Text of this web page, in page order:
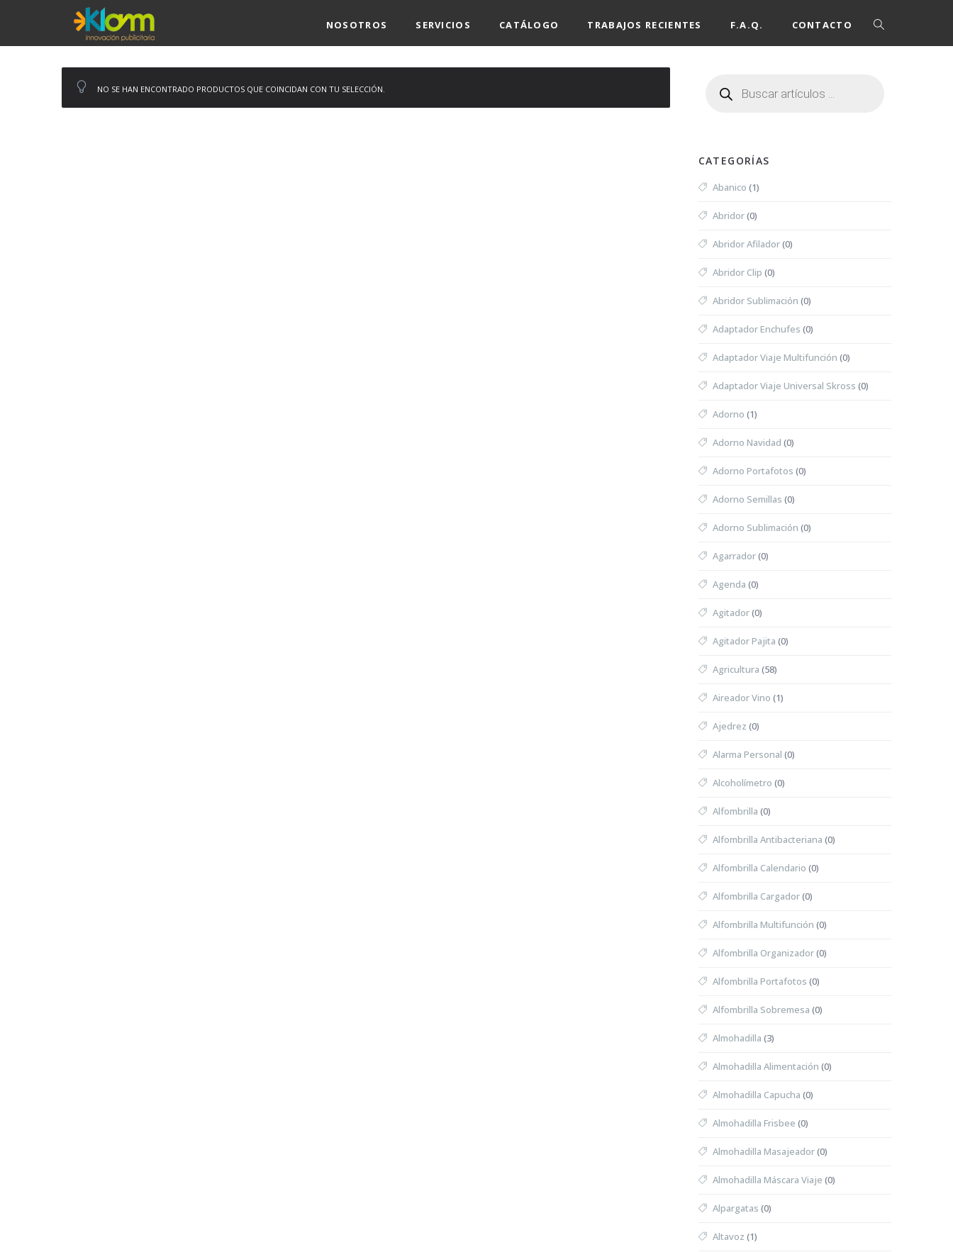
NOSOTROS SERVICIOS CATÁLOGO TRABAJOS RECIENTES F.A.Q. CONTACTO
NO SE HAN ENCONTRADO PRODUCTOS QUE COINCIDAN CON TU SELECCIÓN.
CATEGORÍAS
Abanico (1)
Abridor(0)
Abridor Afilador(0)
Abridor Clip (0)
Abridor Sublimación (0)
Adaptador Enchufes (0)
Adaptador Viaje Multifunción (0)
Adaptador Viaje Universal Skross (0)
Adorno (1)
Adorno Navidad (0)
Adorno Portafotos (0)
Adorno Semillas (0)
Adorno Sublimación (0)
Agarrador(0)
Agenda (0)
Agitador(0)
Agitador Pajita (0)
Agricultura (58)
Aireador Vino (1)
Ajedrez (0)
Alarma Personal (0)
Alcoholímetro (0)
Alfombrilla (0)
Alfombrilla Antibacteriana (0)
Alfombrilla Calendario (0)
Alfombrilla Cargador(0)
Alfombrilla Multifunción (0)
Alfombrilla Organizador(0)
Alfombrilla Portafotos (0)
Alfombrilla Sobremesa (0)
Almohadilla (3)
Almohadilla Alimentación (0)
Almohadilla Capucha (0)
Almohadilla Frisbee (0)
Almohadilla Masajeador(0)
Almohadilla Máscara Viaje (0)
Alpargatas (0)
Altavoz (1)